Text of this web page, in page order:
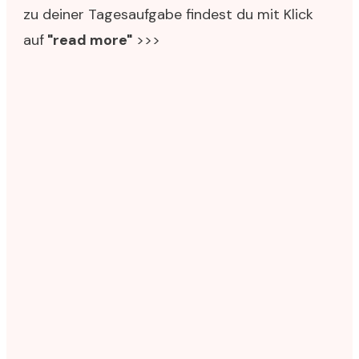
zu deiner Tagesaufgabe findest du mit Klick
auf "read more" >>>